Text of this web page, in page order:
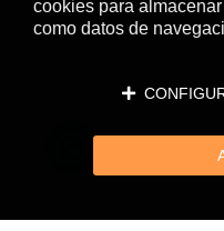
cookies para
como datos de